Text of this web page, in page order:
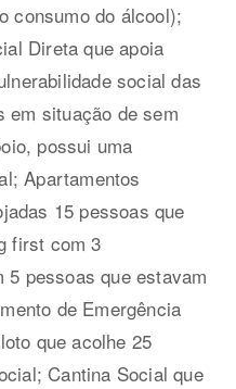
consumo do álcool);
Direta que apoia
social das
em situação de sem
possui uma
Apartamentos
15 pessoas que
first com 3
5 pessoas que estavam
de Emergência
que acolhe 25
Cantina Social que